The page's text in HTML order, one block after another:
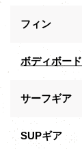
フィン
ボディボード
サーフギア
SUPギア